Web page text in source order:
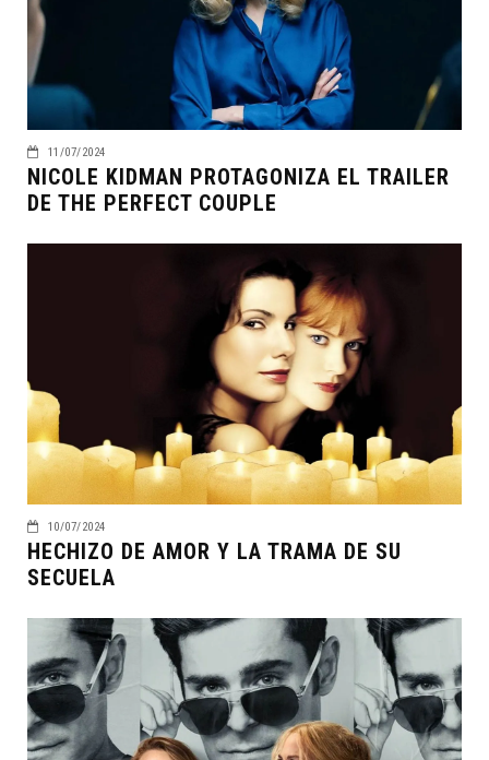
11/07/2024
NICOLE KIDMAN PROTAGONIZA EL TRAILER
DE THE PERFECT COUPLE
10/07/2024
HECHIZO DE AMOR Y LA TRAMA DE SU
SECUELA